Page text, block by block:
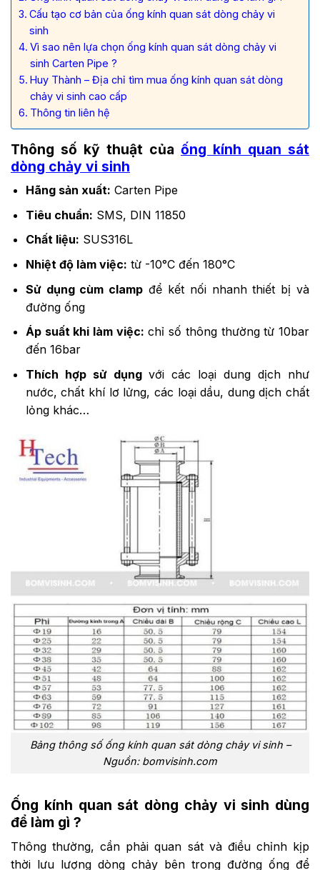
Cấu tạo cơ bản của ống kính quan sát dòng chảy vi
sinh
Vì sao nên lựa chọn ống kính quan sát dòng chảy vi
sinh Carten Pipe ?
Huy Thành – Địa chỉ tìm mua ống kính quan sát dòng
chảy vi sinh cao cấp
Thông tin liên hệ
Thông số kỹ thuật của ống kính quan sát
dòng chảy vi sinh
Hãng sản xuất: Carten Pipe
Tiêu chuẩn: SMS, DIN 11850
Chất liệu: SUS316L
Nhiệt độ làm việc: từ -10°C đến 180°C
Sử dụng cùm clamp để kết nối nhanh thiết bị và
đường ống
Áp suất khi làm việc: chỉ số thông thường từ 10bar
đến 16bar
Thích hợp sử dụngvới các loại dung dịch như
nước, chất khí lơ lửng, các loại dầu, dung dịch chất
lỏng khác…
Bảng thông số ống kính quan sát dòng chảy vi sinh –
Nguồn: bomvisinh.com
Ống kính quan sát dòng chảy vi sinh dùng
để làm gì ?
Thông thường, cần phải quan sát và điều chỉnh kịp
thời lưu lượng dòng chảy bên trong đường ống để